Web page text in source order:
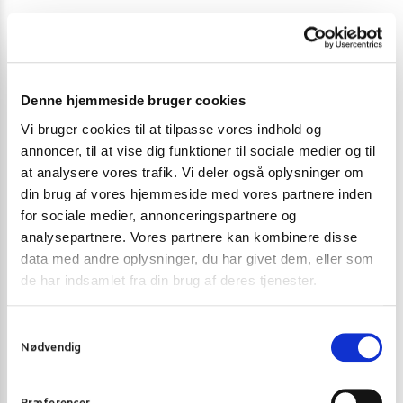
Denne hjemmeside bruger cookies
Vi bruger cookies til at tilpasse vores indhold og
annoncer, til at vise dig funktioner til sociale medier og til
at analysere vores trafik. Vi deler også oplysninger om
din brug af vores hjemmeside med vores partnere inden
for sociale medier, annonceringspartnere og
analysepartnere. Vores partnere kan kombinere disse
data med andre oplysninger, du har givet dem, eller som
de har indsamlet fra din brug af deres tjenester.
Nødvendig
Varenummer (SKU): 6856
Gode alternativer til dette produkt